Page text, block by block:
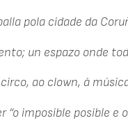
pola cidade da
un espazo onde
ao clown, á
“o imposible posible e o